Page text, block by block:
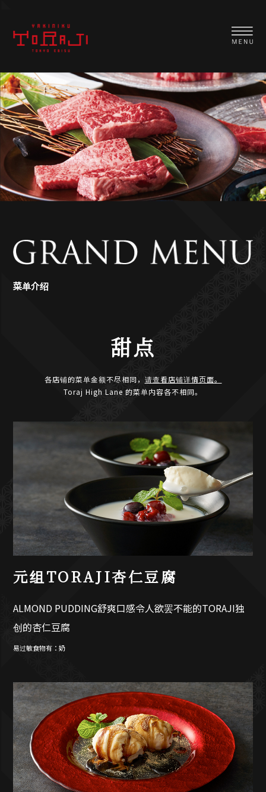
菜单介绍
甜点
各店铺的菜单金额不尽相同， 请查看店铺详情页面。
Toraj High Lane 的菜单内容各不相同。
元组TORAJI杏仁豆腐
ALMOND PUDDING舒爽口感令人欲罢不能的TORAJI独
创的杏仁豆腐
易过敏食物有：奶